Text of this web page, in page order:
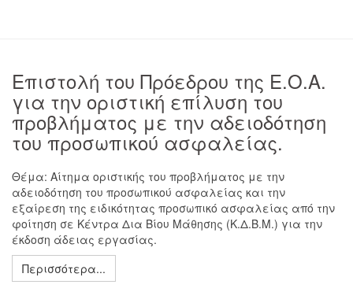
Επιστολή του Πρόεδρου της Ε.Ο.Α.
για την οριστική επίλυση του
προβλήματος με την αδειοδότηση
του προσωπικού ασφαλείας.
Θέμα: Αίτημα οριστικής του προβλήματος με την
αδειοδότηση του προσωπικού ασφαλείας και την
εξαίρεση της ειδικότητας προσωπικό ασφαλείας από την
φοίτηση σε Κέντρα Δια Βίου Μάθησης (Κ.Δ.Β.Μ.) για την
έκδοση άδειας εργασίας.
Περισσότερα...